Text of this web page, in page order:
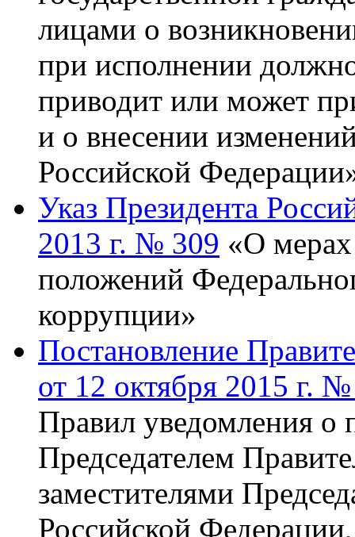
лицами о
при исполнении
приводит или может
и о внесении
Российской
Указ Президента
2013 г. № 309 «О
положений
коррупции»
Постановление
от 12 октября 2015 г.
Правил уведомления о
Председателем
заместителями
Российской